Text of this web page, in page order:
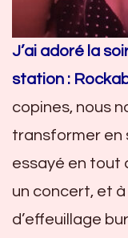
J’ai adoré la
station :
copines, nous
transformer en
essayé en tout
un concert, et
d’effeuillage